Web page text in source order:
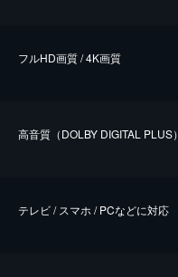
フルHD画質 / 4K画質
⾼⾳質（DOLBY DIGITAL PLUS）
テレビ / スマホ / PCなどに対応